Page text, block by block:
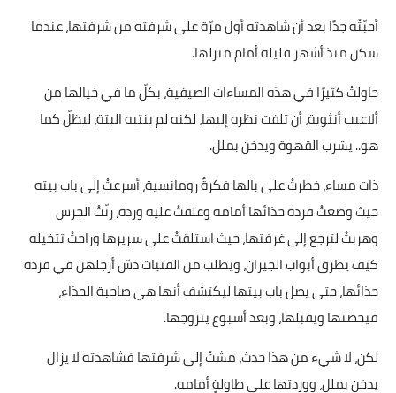
أحبّتْه جدًا بعد أن شاهدته أول مرّة على شرفته من شرفتها، عندما
سكن منذ أشهر قليلة أمام منزلها.
حاولتْ كثيرًا في هذه المساءات الصيفية، بكلّ ما في خيالها من
ألاعيب أنثوية، أن تلفت نظره إليها، لكنه لم ينتبه البتة، ليظلّ كما
هو.. يشرب القهوة ويدخن بملل.
ذات مساء، خطرتْ على بالها فكرةٌ رومانسية، أسرعتْ إلى باب بيته
حيث وضعتْ فردة حذائها أمامه وعلقتْ عليه وردة، رنّتْ الجرس
وهربتْ لترجع إلى غرفتها، حيث استلقتْ على سريرها وراحتْ تتخيله
كيف يطرق أبواب الجيران، ويطلب من الفتيات دسّ أرجلهن في فردة
حذائها، حتى يصل باب بيتها ليكتشف أنها هي صاحبة الحذاء،
فيحضنها ويقبلها، وبعد أسبوع يتزوجها.
لكن، لا شيء من هذا حدث، مشتْ إلى شرفتها فشاهدته لا يزال
يدخن بملل، ووردتها على طاولةٍ أمامه.